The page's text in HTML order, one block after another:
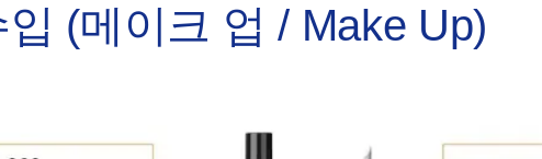
(메이크 업 / Make Up)